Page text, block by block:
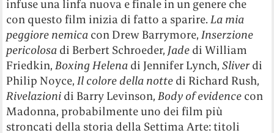
infuse una linfa nuova e finale in un genere che
con questo film inizia di fatto a sparire.La mia
peggiore nemica con Drew Barrymore,Inserzione
pericolosa di Berbert Schroeder, Jade di William
Friedkin,Boxing Helena di Jennifer Lynch,Sliver di
Philip Noyce,Il colore della notte di Richard Rush,
Rivelazioni di Barry Levinson,Body of evidence con
Madonna, probabilmente uno dei film più
stroncati della storia della Settima Arte: titoli